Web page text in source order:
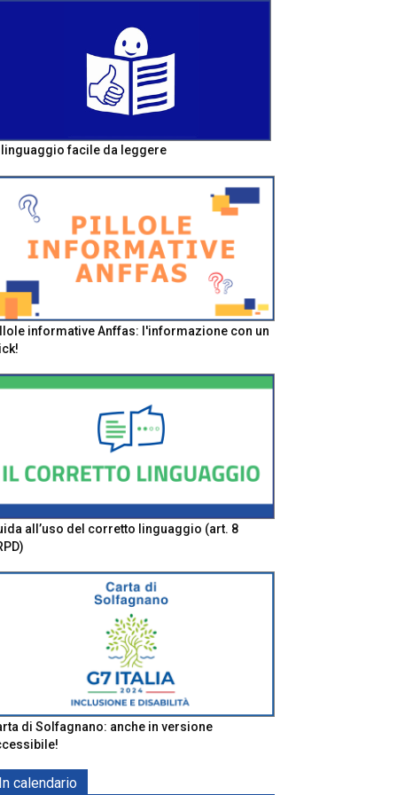
linguaggio facile da leggere
informative Anffas: l'informazione con un
all’uso del corretto linguaggio (art. 8
di Solfagnano: anche in versione
In calendario